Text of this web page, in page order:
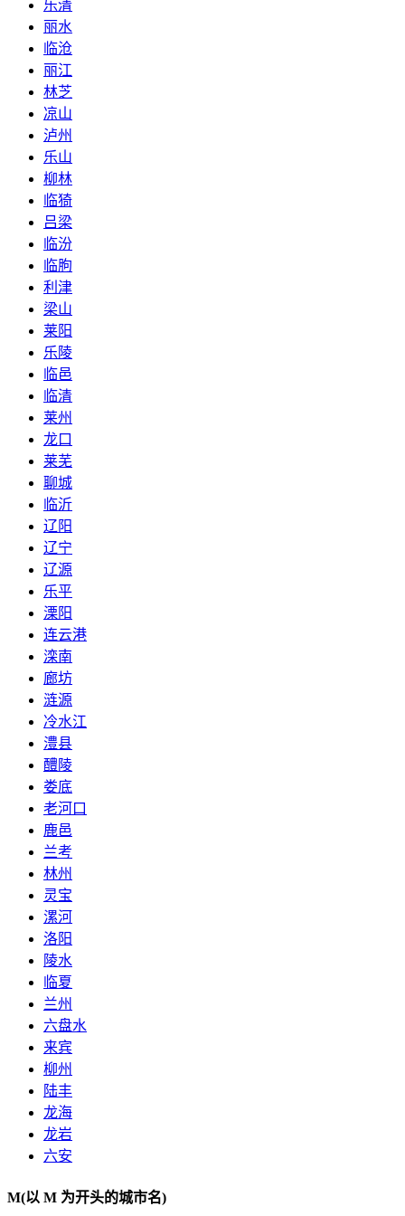
乐清
丽水
临沧
丽江
林芝
凉山
泸州
乐山
柳林
临猗
吕梁
临汾
临朐
利津
梁山
莱阳
乐陵
临邑
临清
莱州
龙口
莱芜
聊城
临沂
辽阳
辽宁
辽源
乐平
溧阳
连云港
滦南
廊坊
涟源
冷水江
澧县
醴陵
娄底
老河口
鹿邑
兰考
林州
灵宝
漯河
洛阳
陵水
临夏
兰州
六盘水
来宾
柳州
陆丰
龙海
龙岩
六安
M(以 M 为开头的城市名)